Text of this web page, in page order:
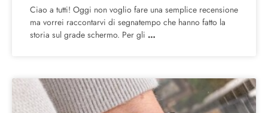
Ciao a tutti! Oggi non voglio fare una semplice recensione
ma vorrei raccontarvi di segnatempo che hanno fatto la
storia sul grade schermo. Per gli